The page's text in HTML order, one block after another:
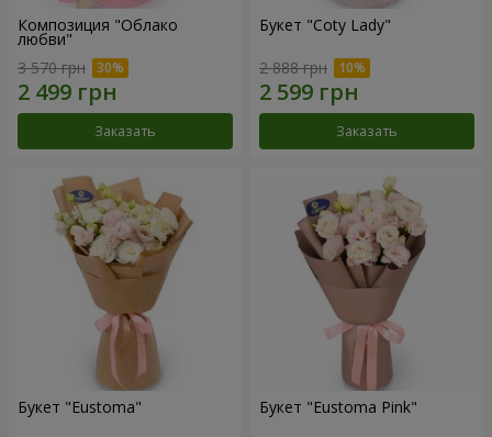
Композиция "Облако
любви"
3 570 грн
Заказать
Букет "Coty Lady"
2 888 грн
Заказать
Букет "Eustoma" Букет "Eustoma Pink"